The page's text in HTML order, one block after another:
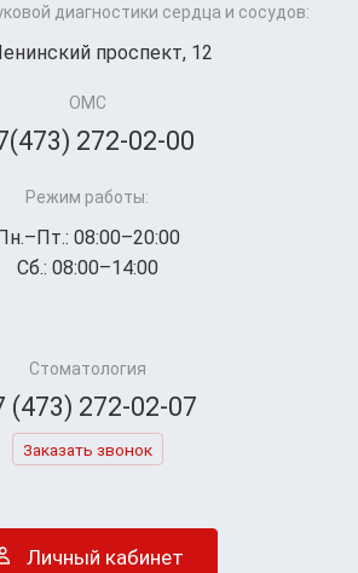
диагностики сердца и сосудов:
проспект, 12
ОМС
272-02-00
Режим работы:
08:00–20:00
Сб.: 08:00–14:00
Стоматология
(473) 272-02-07
Заказать звонок
Личный кабинет